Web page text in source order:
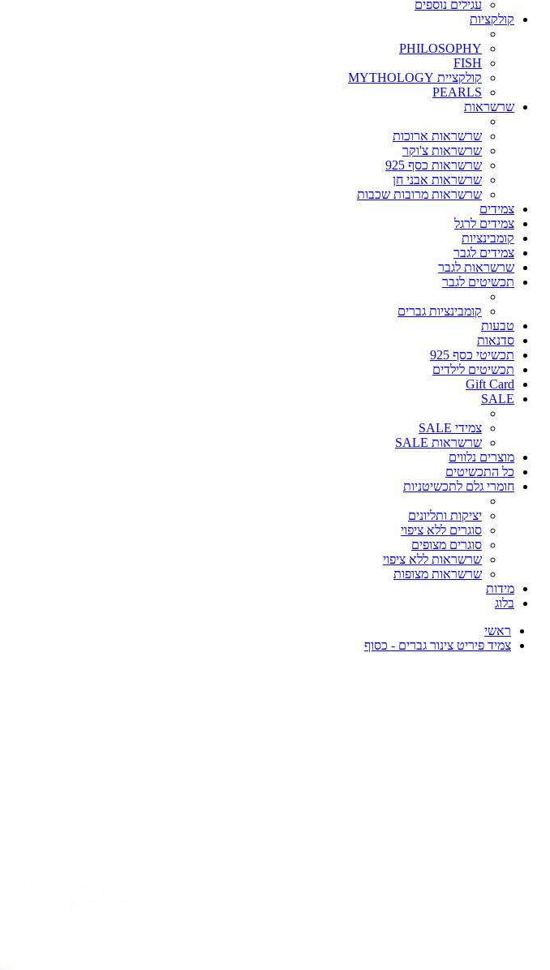
עגילים נוספים
קולקציות
PHILOSOPHY
FISH
קולקציית MYTHOLOGY
PEARLS
שרשראות
שרשראות ארוכות
שרשראות צ'וקר
שרשראות כסף 925
שרשראות אבני חן
שרשראות מרובות שכבות
צמידים
צמידים לרגל
קומבינציות
צמידים לגבר
שרשראות לגבר
תכשיטים לגבר
קומבינציות גברים
טבעות
סדנאות
תכשיטי כסף 925
תכשיטים לילדים
Gift Card
SALE
צמידי SALE
שרשראות SALE
מוצרים נלווים
כל התכשיטים
חומרי גלם לתכשיטניות
יציקות ותליונים
סוגרים ללא ציפוי
סוגרים מצופים
שרשראות ללא ציפוי
שרשראות מצופות
מידות
בלוג
ראשי
צמיד פיריט צינור גברים - כסוף